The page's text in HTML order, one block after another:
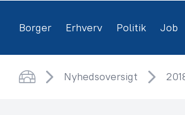
Borger Erhverv Politik Job
Nyhedsoversigt